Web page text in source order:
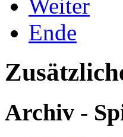
Weiter
Ende
Archiv -